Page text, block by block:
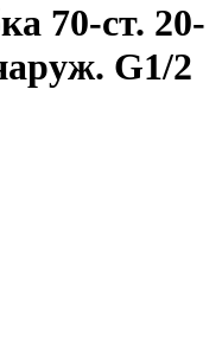
70-ст. 20-
G1/2